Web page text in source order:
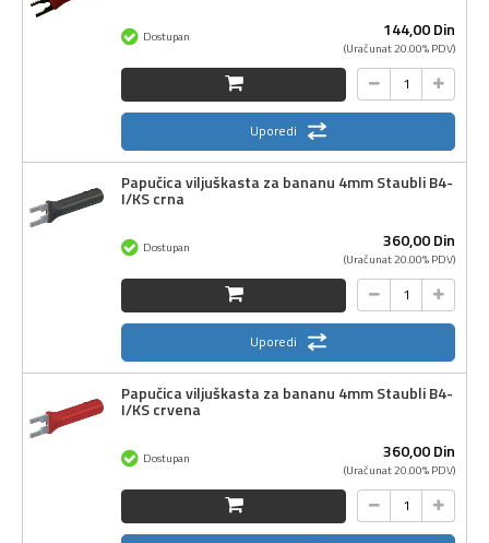
144,00Din
(Uračunat 20.00% PDV)
Dostupan
Uporedi
Papučica viljuškasta za bananu 4mm Staubli B4-
I/KS crna
360,00Din
(Uračunat 20.00% PDV)
Dostupan
Uporedi
Papučica viljuškasta za bananu 4mm Staubli B4-
I/KS crvena
360,00Din
(Uračunat 20.00% PDV)
Dostupan